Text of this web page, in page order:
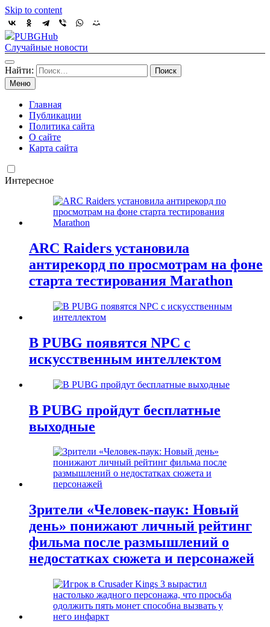
Skip to content
PUBGHub
Случайные новости
Найти:
Меню
Главная
Публикации
Политика сайта
О сайте
Карта сайта
Интересное
ARC Raiders установила
антирекорд по просмотрам на фоне
старта тестирования Marathon
В PUBG появятся NPC с
искусственным интеллектом
В PUBG пройдут бесплатные
выходные
Зрители «Человек-паук: Новый
день» понижают личный рейтинг
фильма после размышлений о
недостатках сюжета и персонажей